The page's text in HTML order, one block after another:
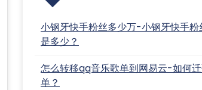
小钢牙快手粉丝多少万-小钢牙快手粉
是多少？
怎么转移qq音乐歌单到网易云-如何
单？